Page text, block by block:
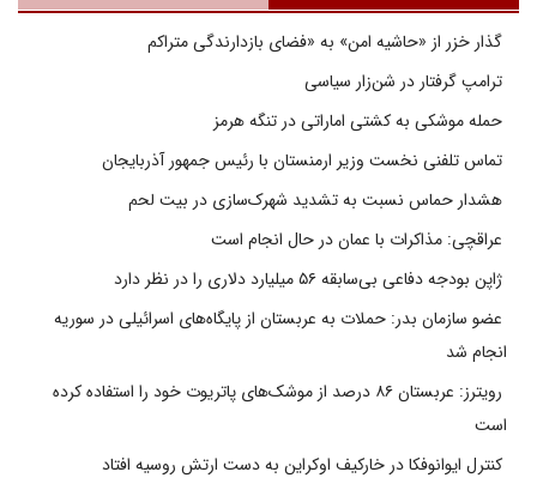
گذار خزر از «حاشیه امن» به «فضای بازدارندگی متراکم
ترامپ گرفتار در شن‌زار سیاسی
حمله موشکی به کشتی اماراتی در تنگه هرمز
تماس تلفنی نخست وزیر ارمنستان با رئیس جمهور آذربایجان
هشدار حماس نسبت به تشدید شهرک‌سازی در بیت‌ لحم
عراقچی: مذاکرات با عمان در حال انجام است
ژاپن بودجه دفاعی بی‌سابقه ۵۶ میلیارد دلاری را در نظر دارد
عضو سازمان بدر: حملات به عربستان از پایگاه‌های اسرائیلی در سوریه
انجام شد
رویترز: عربستان ۸۶ درصد از موشک‌های پاتریوت خود را استفاده کرده
است
کنترل ایوانوفکا در خارکیف اوکراین به دست ارتش روسیه افتاد